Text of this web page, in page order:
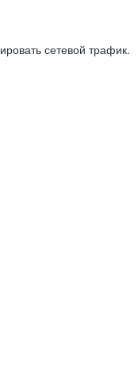
сетевой трафик.